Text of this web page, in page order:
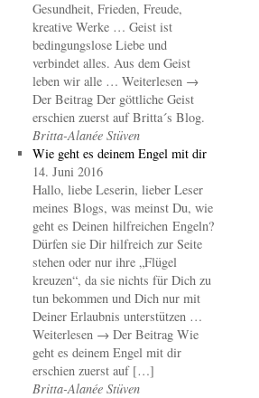
Gesundheit, Frieden, Freude,
kreative Werke … Geist ist
bedingungslose Liebe und
verbindet alles. Aus dem Geist
leben wir alle … Weiterlesen →
Der Beitrag Der göttliche Geist
erschien zuerst auf Britta´s Blog.
Britta-Alanée Stüven
Wie geht es deinem Engel mit dir
14. Juni 2016
Hallo, liebe Leserin, lieber Leser
meines Blogs, was meinst Du, wie
geht es Deinen hilfreichen Engeln?
Dürfen sie Dir hilfreich zur Seite
stehen oder nur ihre „Flügel
kreuzen“, da sie nichts für Dich zu
tun bekommen und Dich nur mit
Deiner Erlaubnis unterstützen …
Weiterlesen → Der Beitrag Wie
geht es deinem Engel mit dir
erschien zuerst auf […]
Britta-Alanée Stüven